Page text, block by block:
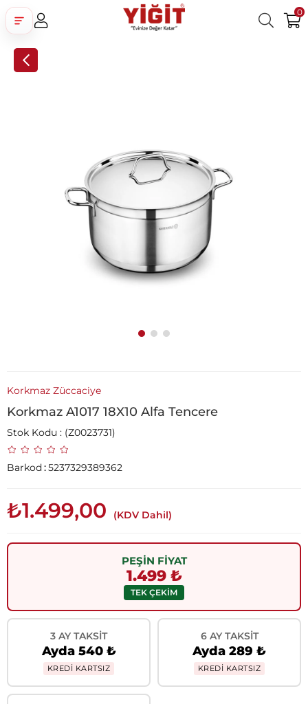
0
Korkmaz Züccaciye
Korkmaz A1017 18X10 Alfa Tencere
Stok Kodu (Z0023731)
Barkod:5237329389362
₺1.499,00 (KDV Dahil)
PEŞİN FİYAT
1.499 ₺
TEK ÇEKİM
3 AY TAKSIT
Ayda 540 ₺
KREDİ KARTSIZ
6 AY TAKSIT
Ayda 289 ₺
KREDİ KARTSIZ